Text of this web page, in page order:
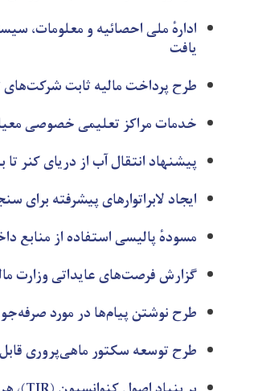
ادارهٔ ملی احصائیه و معلومات،
یافت
طرح پرداخت مالیه ثابت شرکت‌های
خدمات مراکز تعلیمی خصوصی
پیشنهاد انتقال آب از دریای کنر
ایجاد لابراتوارهای پیشرفته
مسودهٔ پالیسی استفاده از منابع
گزارش فرصت‌های عایداتی وزارت
طرح نوشتن پیام‌ها در مورد
طرح توسعه سکتور ماهی‌پروری